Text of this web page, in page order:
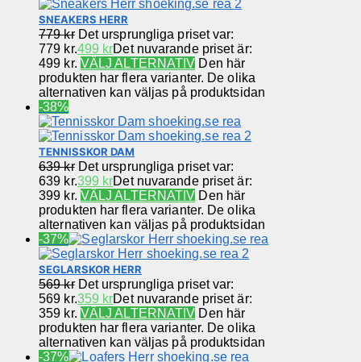
SNEAKERS HERR
779kr Det ursprungliga priset var:
779 kr.499 krDet nuvarande priset är:
499 kr. VÄLJ ALTERNATIV Den här
produkten har flera varianter. De olika
alternativen kan väljas på produktsidan
-38%
TENNISSKOR DAM
639kr Det ursprungliga priset var:
639 kr.399 krDet nuvarande priset är:
399 kr. VÄLJ ALTERNATIV Den här
produkten har flera varianter. De olika
alternativen kan väljas på produktsidan
-37%
SEGLARSKOR HERR
569kr Det ursprungliga priset var:
569 kr.359 krDet nuvarande priset är:
359 kr. VÄLJ ALTERNATIV Den här
produkten har flera varianter. De olika
alternativen kan väljas på produktsidan
-37%